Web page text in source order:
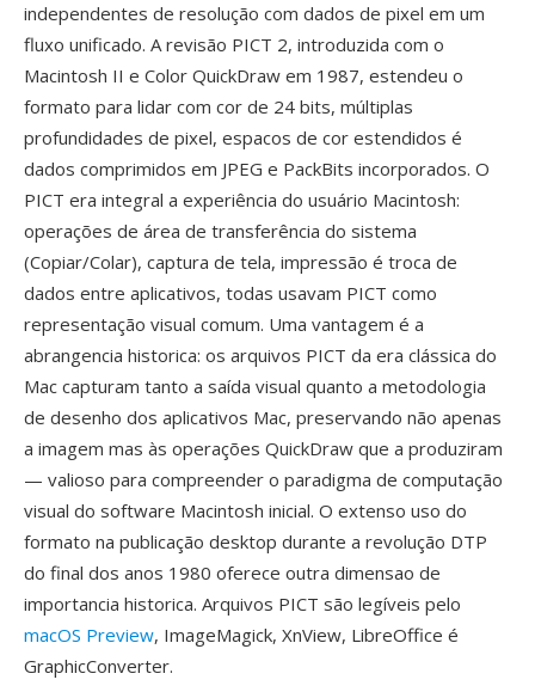
independentes de resolução com dados de pixel em um
fluxo unificado. A revisão PICT 2, introduzida com o
Macintosh II e Color QuickDraw em 1987, estendeu o
formato para lidar com cor de 24 bits, múltiplas
profundidades de pixel, espacos de cor estendidos é
dados comprimidos em JPEG e PackBits incorporados. O
PICT era integral a experiência do usuário Macintosh:
operações de área de transferência do sistema
(Copiar/Colar), captura de tela, impressão é troca de
dados entre aplicativos, todas usavam PICT como
representação visual comum. Uma vantagem é a
abrangencia historica: os arquivos PICT da era clássica do
Mac capturam tanto a saída visual quanto a metodologia
de desenho dos aplicativos Mac, preservando não apenas
a imagem mas às operações QuickDraw que a produziram
— valioso para compreender o paradigma de computação
visual do software Macintosh inicial. O extenso uso do
formato na publicação desktop durante a revolução DTP
do final dos anos 1980 oferece outra dimensao de
importancia historica. Arquivos PICT são legíveis pelo
macOS Preview, ImageMagick, XnView, LibreOffice é
GraphicConverter.